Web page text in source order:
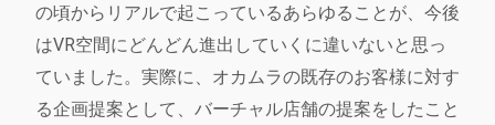
の頃からリアルで起こっているあらゆることが、今後
はVR空間にどんどん進出していくに違いないと思っ
ていました。実際に、オカムラの既存のお客様に対す
る企画提案として、バーチャル店舗の提案をしたこと